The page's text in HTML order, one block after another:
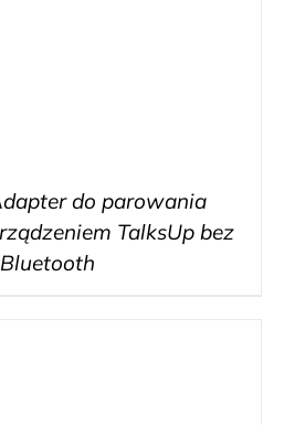
do parowania
TalksUp bez
Bluetooth